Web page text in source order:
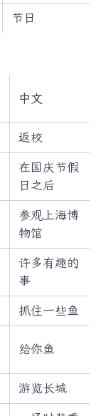
节日
中文
返校
在国庆节假
日之后
参观上海博
物馆
许多有趣的
事
抓住一些鱼
给你鱼
游览长城